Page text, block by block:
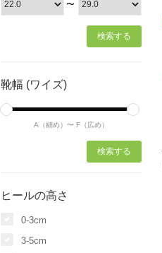
〜
靴幅 (ワイズ)
A（細め）〜 F（広め）
ヒールの高さ
0-3cm
3-5cm